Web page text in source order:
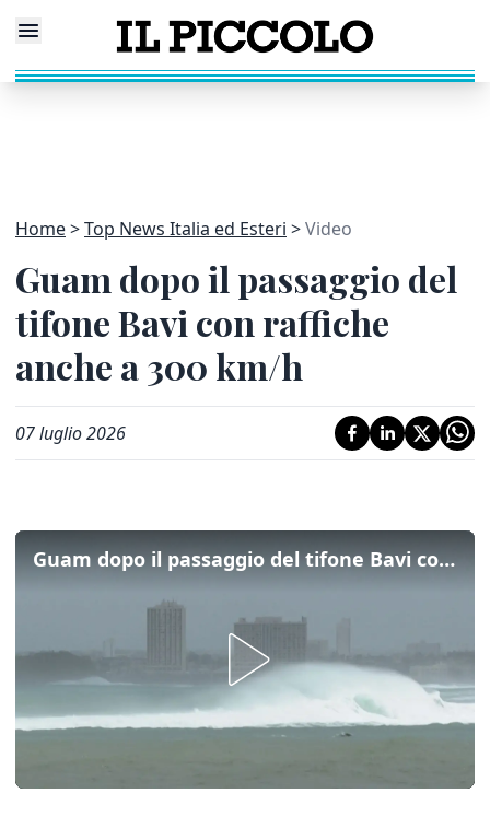
Home Top News Italia ed Esteri Video
Guam dopo il passaggio del
tifone Bavi con raffiche
anche a 300 km/h
07 luglio 2026
Guam dopo il passaggio del tifone Bavi con raffiche anche a 300 km/h